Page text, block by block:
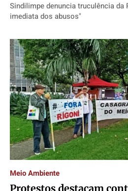
Sindilimpe denuncia truculência da
imediata dos abusos"
Meio Ambiente
Protestos destacam